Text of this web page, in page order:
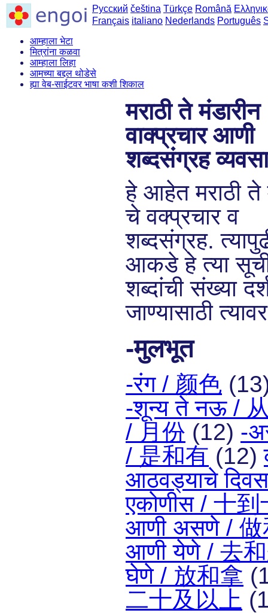
Русский čeština Türkçe Română
Français italiano Nederlands Português
आम्हाला भेटा
मित्रांना कळवा
आम्हाला लिहा
आमच्या बद्दल थोडेसे
ह्या वेब-साईटवर भाषा कशी शिकाल
मराठी ते मंडारीन
वाक्प्रचार आणी
शब्दसंग्रह
हे आहेत मराठी ते
चे वक्प्रचार व
शब्दसंग्रह.
आकडे हे त्या
शब्दांची संख्या
जाण्यासाठी
-मुलभूत
-रंग / 颜色
-शून्य ते नऊ /
/ 月份 (12) -
/ 是和有 (12)
आठवड्याचे
एकोणीस / 十
आणी असणे / 做
आणी येणे / 去
घेणे / 放和拿
二十及以上